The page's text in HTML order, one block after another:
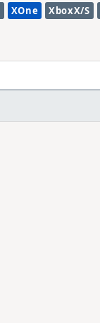
XOne XboxX/S